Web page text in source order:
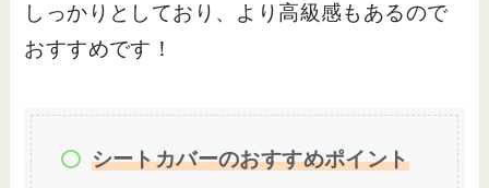
しっかりとしており、より高級感もあるので
おすすめです！
シートカバーのおすすめポイント